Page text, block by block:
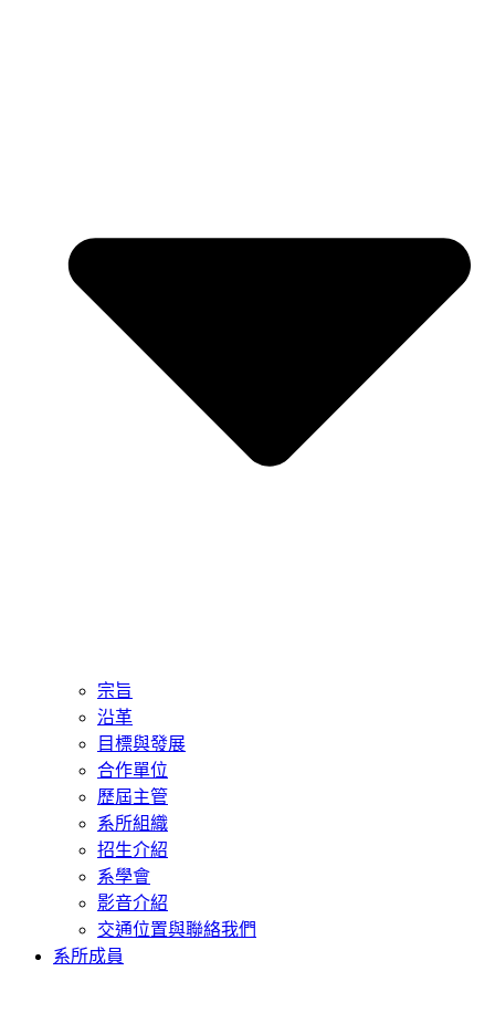
宗旨
沿革
目標與發展
合作單位
歷屆主管
系所組織
招生介紹
系學會
影音介紹
交通位置與聯絡我們
系所成員